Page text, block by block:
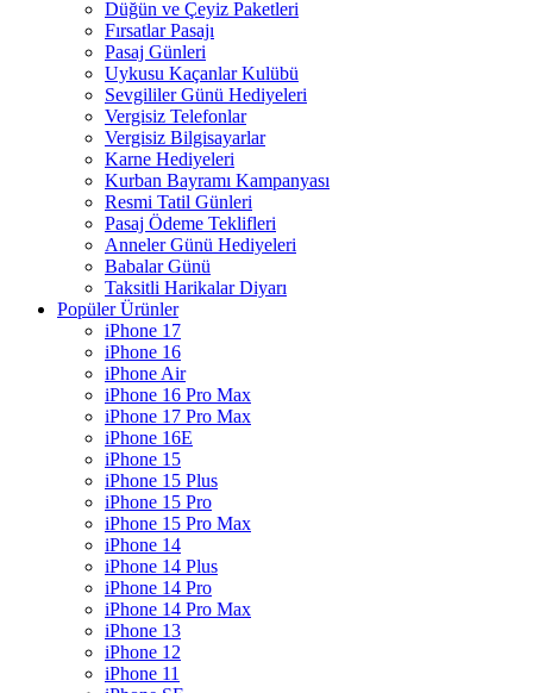
Düğün ve Çeyiz Paketleri
Fırsatlar Pasajı
Pasaj Günleri
Uykusu Kaçanlar Kulübü
Sevgililer Günü Hediyeleri
Vergisiz Telefonlar
Vergisiz Bilgisayarlar
Karne Hediyeleri
Kurban Bayramı Kampanyası
Resmi Tatil Günleri
Pasaj Ödeme Teklifleri
Anneler Günü Hediyeleri
Babalar Günü
Taksitli Harikalar Diyarı
Popüler Ürünler
iPhone 17
iPhone 16
iPhone Air
iPhone 16 Pro Max
iPhone 17 Pro Max
iPhone 16E
iPhone 15
iPhone 15 Plus
iPhone 15 Pro
iPhone 15 Pro Max
iPhone 14
iPhone 14 Plus
iPhone 14 Pro
iPhone 14 Pro Max
iPhone 13
iPhone 12
iPhone 11